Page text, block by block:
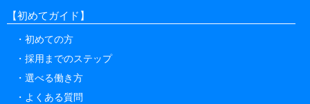
【初めてガイド】
初めての方
採用までのステップ
選べる働き方
よくある質問